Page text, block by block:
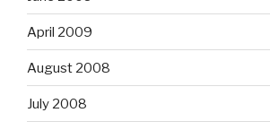
April 2009
August 2008
July 2008